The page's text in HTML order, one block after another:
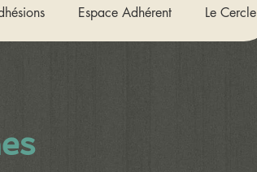
Espace Adhérent Le Cercle